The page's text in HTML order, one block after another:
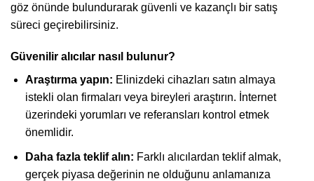
göz önünde bulundurarak güvenli ve kazançlı bir satış
süreci geçirebilirsiniz.
Güvenilir alıcılar nasıl bulunur?
Araştırma yapın: Elinizdeki cihazları satın almaya
istekli olan firmaları veya bireyleri araştırın. İnternet
üzerindeki yorumları ve referansları kontrol etmek
önemlidir.
Daha fazla teklif alın: Farklı alıcılardan teklif almak,
gerçek piyasa değerinin ne olduğunu anlamanıza